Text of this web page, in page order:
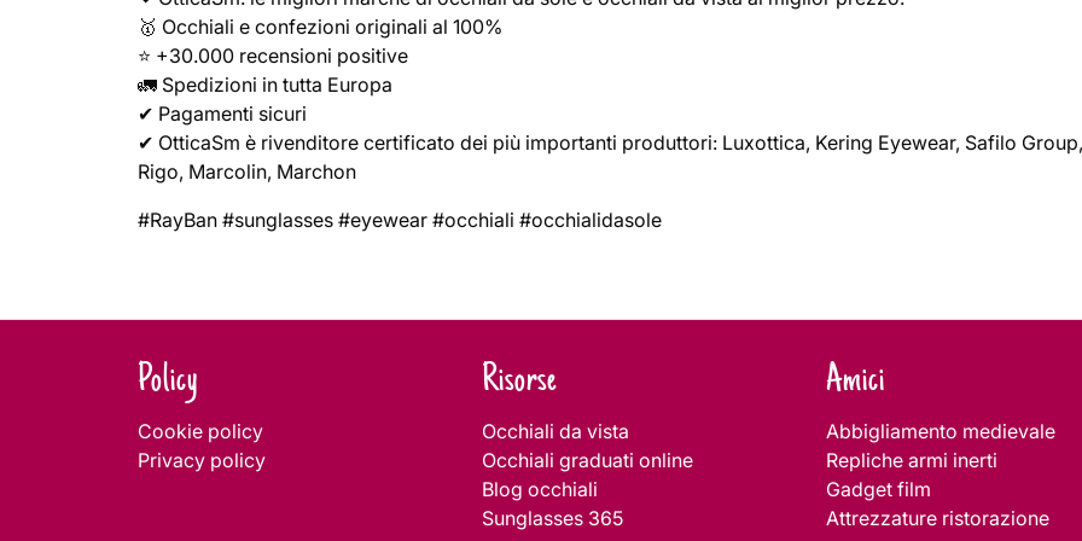
🥇 Occhiali e confezioni originali al 100%
⭐ +30.000 recensioni positive
🚛 Spedizioni in tutta Europa
✔ Pagamenti sicuri
✔ OtticaSm è rivenditore certificato dei più importanti produttori: Luxottica, Kering Eyewear, Safilo
Rigo, Marcolin, Marchon
#RayBan #sunglasses #eyewear #occhiali #occhialidasole
Navigazione
articoli
Policy
Cookie policy
Privacy policy
Risorse
Occhiali da vista
Occhiali graduati online
Blog occhiali
Sunglasses 365
Amici
Abbigliamento medievale
Repliche armi inerti
Gadget film
Attrezzature ristorazione